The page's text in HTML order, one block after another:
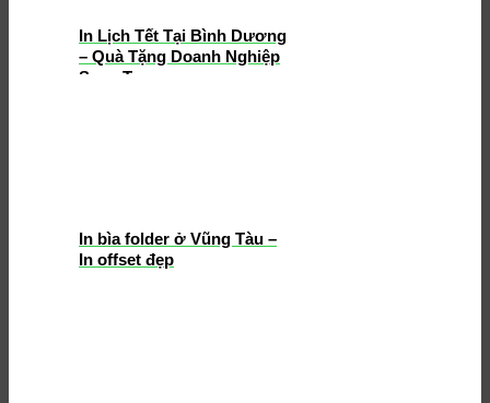
In Lịch Tết Tại Bình Dương
– Quà Tặng Doanh Nghiệp
Sang Trọng
In bìa folder ở Vũng Tàu –
In offset đẹp